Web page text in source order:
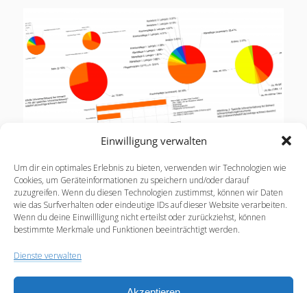
Einwilligung verwalten
Um dir ein optimales Erlebnis zu bieten, verwenden wir Technologien wie
Cookies, um Geräteinformationen zu speichern und/oder darauf
zuzugreifen. Wenn du diesen Technologien zustimmst, können wir Daten
wie das Surfverhalten oder eindeutige IDs auf dieser Website verarbeiten.
Wenn du deine Einwillligung nicht erteilst oder zurückziehst, können
bestimmte Merkmale und Funktionen beeinträchtigt werden.
Dienste verwalten
Wie erfassen Pflegekräfte Schmerzen von
Menschen mit Demenz? Ich bat Pflegekräfte, mir
einen kurzen Fragebogen zum Thema
„Schmerzerfassung bei Menschen mit Demenz“
online auszufüllen. Insgesamt…
Weiterlesen
bei